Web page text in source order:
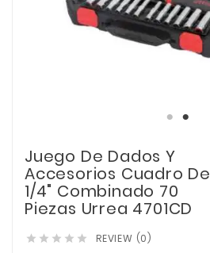
Juego De Dados Y
Accesorios Cuadro De
1/4" Combinado 70
Piezas Urrea 4701CD
     REVIEW (0)